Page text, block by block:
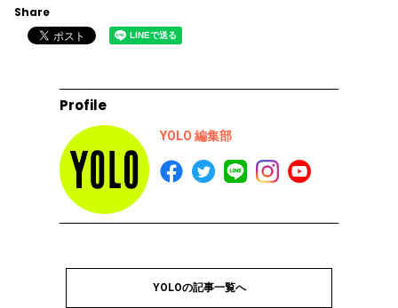
Share
Profile
YOLO 編集部
YOLOの記事一覧へ